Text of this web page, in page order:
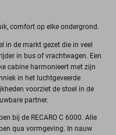
comfort op elke ondergrond.
in de markt gezet die in veel
in bus of vrachtwagen. Een
cabine harmonieert met zijn
in het luchtgeveerde
voorziet de stoel in de
partner.
bij de RECARO C 6000. Alle
qua vormgeving. In nauw